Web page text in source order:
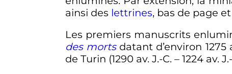
ainsi des lettrines, bas de page
Les premiers manuscrits
des mortsdatant d’environ 1275
de Turin (1290 av. J.-C. – 1224 av.